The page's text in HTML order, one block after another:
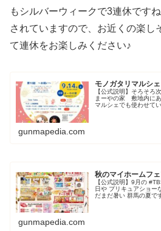
もシルバーウィークで3連休です
されていますので、お近くの楽し
て連休をお楽しみください♪
モノガタリマルシェ
【公式説明】そろそろ
まーやの家 敷地内に
マルシェでも使わせて
gunmapedia.com
秋のマイホームフ
【公式説明】9月の
日や プリキュアショー
だまだ暑い 群馬の夏で
gunmapedia.com